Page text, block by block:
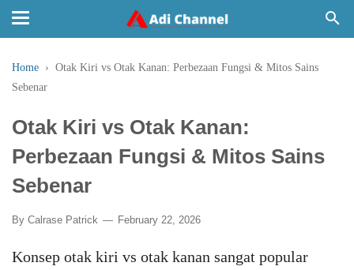
Home › Otak Kiri vs Otak Kanan: Perbezaan Fungsi & Mitos Sains
Sebenar
Otak Kiri vs Otak Kanan:
Perbezaan Fungsi & Mitos Sains
Sebenar
By Calrase Patrick February 22, 2026
Konsep otak kiri vs otak kanan sangat popular